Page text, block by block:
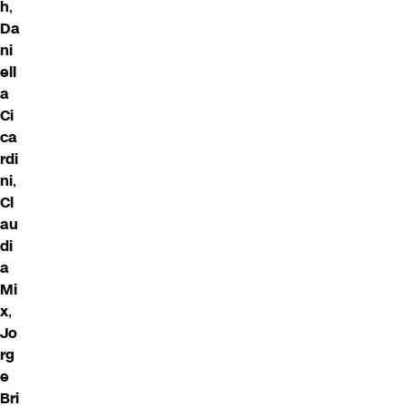
h,
Da
ni
ell
a
Ci
ca
rdi
ni,
Cl
au
di
a
Mi
x,
Jo
rg
e
Bri